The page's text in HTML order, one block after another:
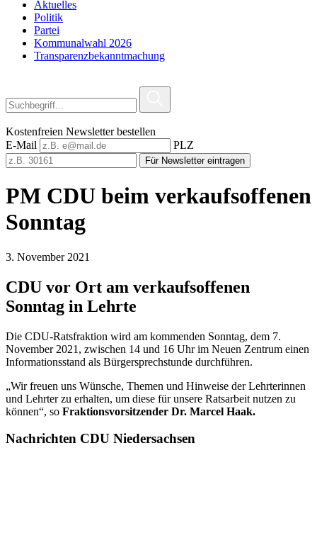
Aktuelles
Politik
Partei
Kommunalwahl 2026
Transparenzbekanntmachung
Kostenfreien Newsletter bestellen
E-Mail
PLZ
Für Newsletter eintragen
PM CDU beim verkaufsoffenen
Sonntag
3. November 2021
CDU vor Ort am verkaufsoffenen
Sonntag in Lehrte
Die CDU-Ratsfraktion wird am kommenden Sonntag, dem 7.
November 2021, zwischen 14 und 16 Uhr im Neuen Zentrum einen
Informationsstand als Bürgersprechstunde durchführen.
„Wir freuen uns Wünsche, Themen und Hinweise der Lehrterinnen
und Lehrter zu erhalten, um diese für unsere Ratsarbeit nutzen zu
können“, so Fraktionsvorsitzender Dr. Marcel Haak.
Nachrichten CDU Niedersachsen